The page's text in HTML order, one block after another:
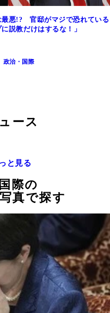
最悪!? 官邸がマジで恐れている
説教だけはするな！」
政治・国際
ース
と見る
際の
真で探す